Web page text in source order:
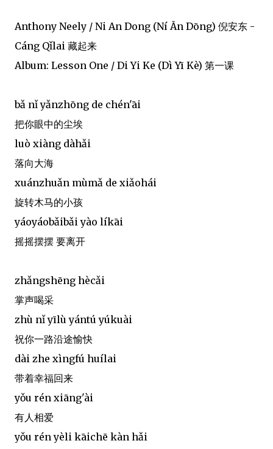
Anthony Neely / Ni An Dong (Ní Ān Dōng) 倪安东 -
Cáng Qǐlai 藏起来
Album: Lesson One / Di Yi Ke (Dì Yī Kè) 第一课
bǎ nǐ yǎnzhōng de chén'āi
把你眼中的尘埃
luò xiàng dàhǎi
落向大海
xuánzhuǎn mùmǎ de xiǎohái
旋转木马的小孩
yáoyáobǎibǎi yào líkāi
摇摇摆摆 要离开
zhǎngshēng hècǎi
掌声喝采
zhù nǐ yīlù yántú yúkuài
祝你一路沿途愉快
dài zhe xìngfú huílai
带着幸福回来
yǒu rén xiāng'ài
有人相爱
yǒu rén yèli kāichē kàn hǎi